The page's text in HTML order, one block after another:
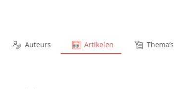
Auteurs Artikelen Thema’s